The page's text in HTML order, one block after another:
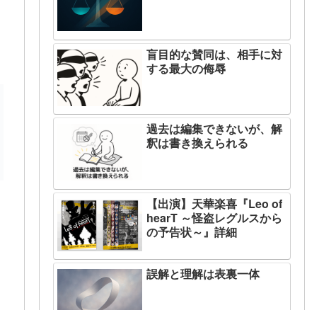
盲目的な賛同は、相手に対
する最大の侮辱
過去は編集できないが、解
釈は書き換えられる
【出演】天華楽喜『Leo of
hearT ～怪盗レグルスから
の予告状～』詳細
誤解と理解は表裏一体